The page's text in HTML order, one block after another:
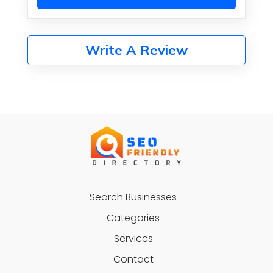
Write A Review
Search Businesses
Categories
Services
Contact